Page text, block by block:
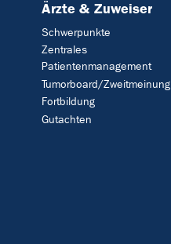
Ärzte & Zuweiser
Schwerpunkte
Zentrales
Patientenmanagement
Tumorboard/Zweitmeinung
Fortbildung
Gutachten